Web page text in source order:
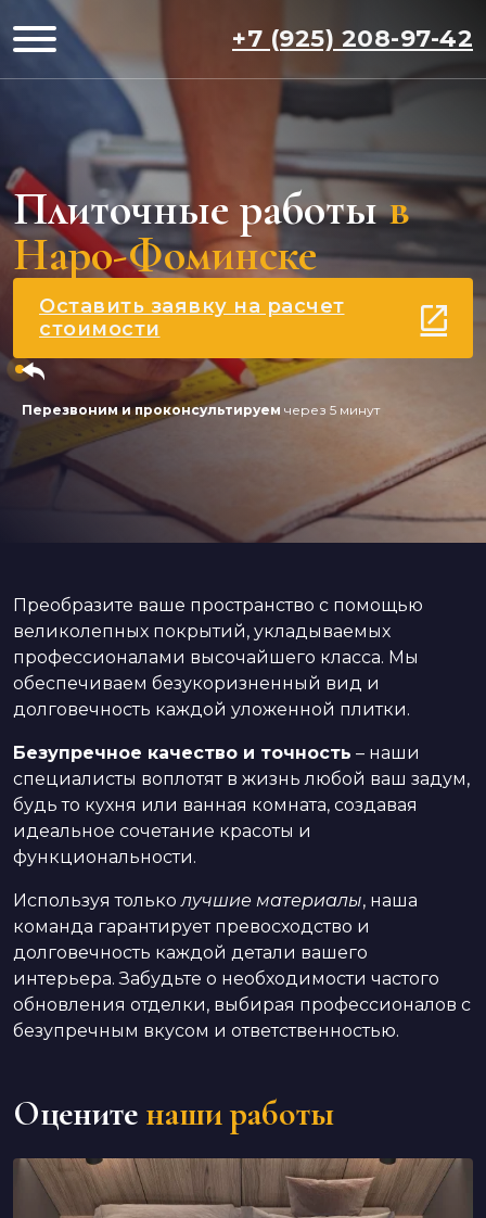
+7 (925) 208-97-42
Плиточные работыв
Наро-Фоминске
Оставить заявку на расчет
стоимости
Перезвоним и проконсультируем через 5 минут
Преобразите ваше пространство с помощью
великолепных покрытий, укладываемых
профессионалами высочайшего класса. Мы
обеспечиваем безукоризненный вид и
долговечность каждой уложенной плитки.
Безупречное качество и точность – наши
специалисты воплотят в жизнь любой ваш задум,
будь то кухня или ванная комната, создавая
идеальное сочетание красоты и
функциональности.
Используя тольколучшие материалы, наша
команда гарантирует превосходство и
долговечность каждой детали вашего
интерьера. Забудьте о необходимости частого
обновления отделки, выбирая профессионалов с
безупречным вкусом и ответственностью.
Оцените наши работы